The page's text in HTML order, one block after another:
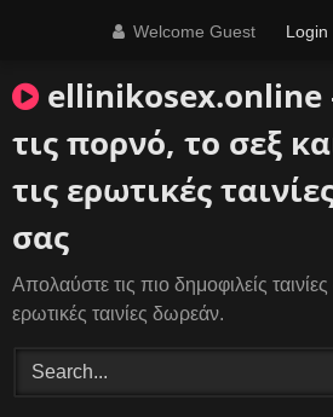
Welcome Guest Login
ellinikosex.online
τις πορνό, το σεξ
τις ερωτικές
σας
Απολαύστε τις πιο δημοφιλείς
ερωτικές ταινίες δωρεάν.